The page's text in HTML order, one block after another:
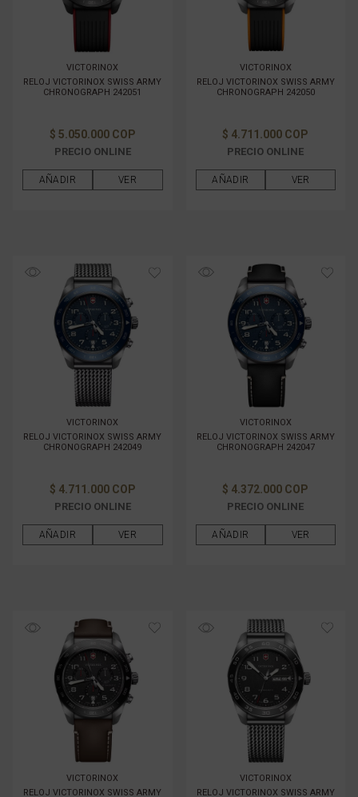
VICTORINOX
RELOJ VICTORINOX SWISS ARMY
CHRONOGRAPH 242051
$ 5.050.000 COP
PRECIO ONLINE
AÑADIR VER
VICTORINOX
RELOJ VICTORINOX SWISS ARMY
CHRONOGRAPH 242050
$ 4.711.000 COP
PRECIO ONLINE
AÑADIR VER
VICTORINOX
RELOJ VICTORINOX SWISS ARMY
CHRONOGRAPH 242049
$ 4.711.000 COP
PRECIO ONLINE
AÑADIR VER
VICTORINOX
RELOJ VICTORINOX SWISS ARMY
CHRONOGRAPH 242047
$ 4.372.000 COP
PRECIO ONLINE
AÑADIR VER
VICTORINOX
RELOJ VICTORINOX SWISS ARMY
VICTORINOX
RELOJ VICTORINOX SWISS ARMY